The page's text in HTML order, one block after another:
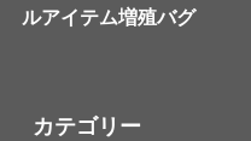
ルアイテム増殖バグ
カテゴリー